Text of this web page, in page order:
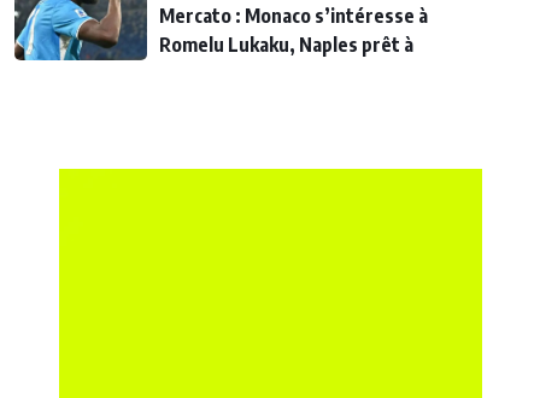
Mercato : Monaco s’intéresse à
Romelu Lukaku, Naples prêt à